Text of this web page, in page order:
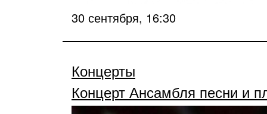
30 сентября, 16:30
Концерты
Концерт Ансамбля песни и